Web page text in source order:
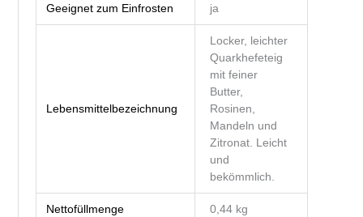
Geeignet zum Einfrosten ja
Lebensmittelbezeichnung
Locker, leichter
Quarkhefeteig
mit feiner
Butter,
Rosinen,
Mandeln und
Zitronat. Leicht
und
bekömmlich.
Nettofüllmenge 0,44 kg